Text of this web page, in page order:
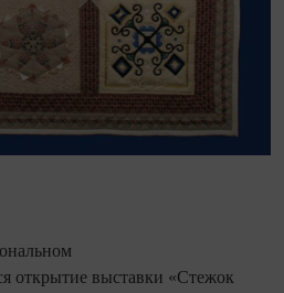
открытие выставки «Стежок